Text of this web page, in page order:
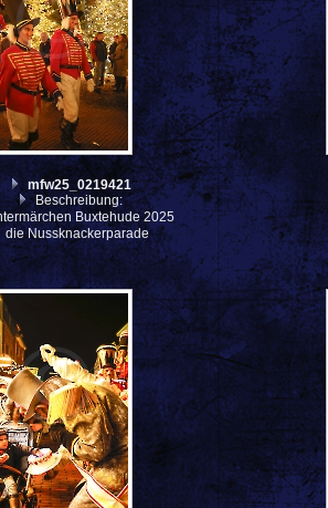
mfw25_0219421
Beschreibung:
Buxtehude 2025
die Nussknackerparade